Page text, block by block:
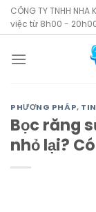
Skip
to
CÔNG TY TNHH NHA
việc từ 8h00 -
PHƯƠNG PHÁP,
Bọc răng
nhỏ lại?